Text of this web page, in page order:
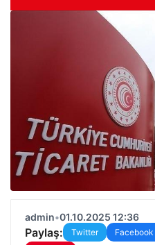
admin•01.10.2025 12:36
Paylaş: Twitter Facebook